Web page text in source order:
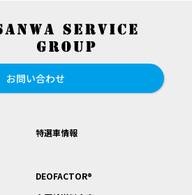
お問い合わせ
特選車情報
DEOFACTOR®